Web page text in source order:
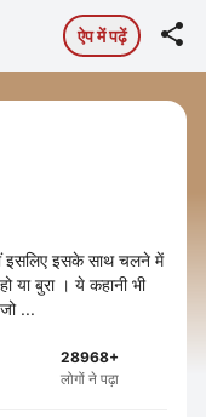
ऐप में पढ़ें 
इसलिए इसके साथ चलने में
या बुरा । ये कहानी भी
...
28968+
लोगों ने पढ़ा